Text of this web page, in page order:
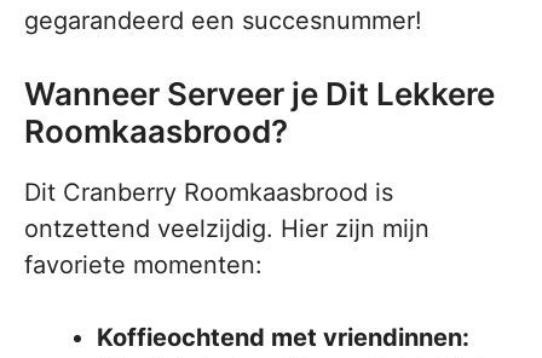
gegarandeerd een succesnummer!
Wanneer Serveer je Dit Lekkere
Roomkaasbrood?
Dit Cranberry Roomkaasbrood is
ontzettend veelzijdig. Hier zijn mijn
favoriete momenten:
Koffieochtend met vriendinnen: